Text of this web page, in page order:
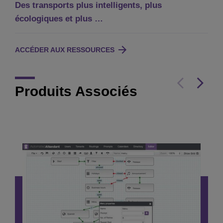
Des transports plus intelligents, plus
écologiques et plus …
ACCÉDER AUX RESSOURCES
Produits Associés